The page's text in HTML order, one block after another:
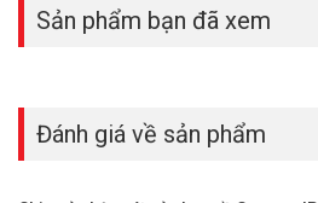
Sản phẩm bạn đã xem
Đánh giá về sản phẩm